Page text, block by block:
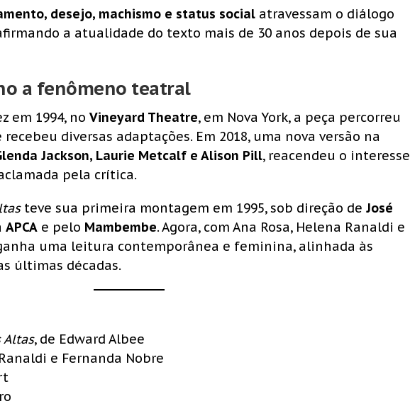
desejo, machismo e status social atravessam o diálogo
a atualidade do texto mais de 30 anos depois de sua
a fenômeno teatral
em 1994, no Vineyard Theatre, em Nova York, a peça percorreu
diversas adaptações. Em 2018, uma nova versão na
Jackson, Laurie Metcalf e Alison Pill, reacendeu o interesse
pela crítica.
teve sua primeira montagem em 1995, sob direção de José
APCA e pelo Mambembe. Agora, com Ana Rosa, Helena Ranaldi e
uma leitura contemporânea e feminina, alinhada às
últimas décadas.
Altas, de Edward Albee
e Fernanda Nobre